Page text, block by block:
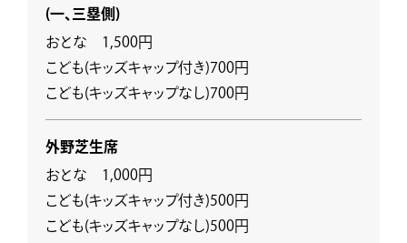
(一、三塁側)
おとな 1,500円
こども(キッズキャップ付き)700円
こども(キッズキャップなし)700円
外野芝生席
おとな 1,000円
こども(キッズキャップ付き)500円
こども(キッズキャップなし)500円